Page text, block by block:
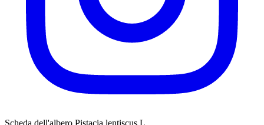
Scheda dell'albero Pistacia lentiscus L.